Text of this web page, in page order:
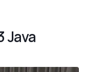
Java